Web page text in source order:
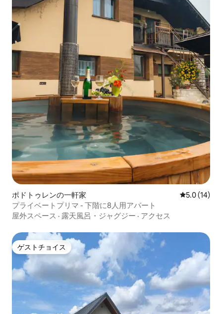
ポドトゥレンの一軒家 レビュー14
5.0 (14)
プライベートプリマ - 下階に8人用アパート
屋外スペース · 露天風呂・ジャグジー · アクセス
ゲストチョイス
ゲストチョイス